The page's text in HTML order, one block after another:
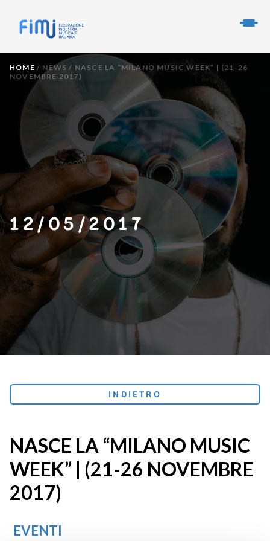
HOME / NEWS / NASCE LA “MILANO MUSIC WEEK” | (21-26
NOVEMBRE 2017)
12/05/2017
INDIETRO
NASCE LA “MILANO MUSIC
WEEK” | (21-26 NOVEMBRE
2017)
EVENTI